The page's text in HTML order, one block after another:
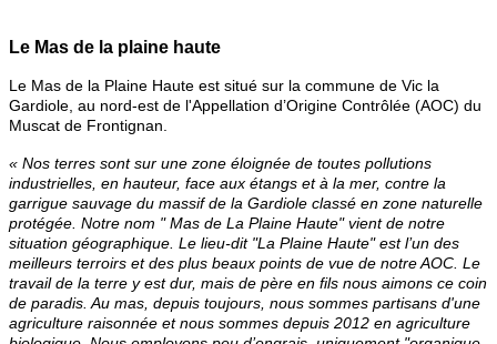
Le Mas de la plaine haute
Le Mas de la Plaine Haute est situé sur la commune de Vic la
Gardiole, au nord-est de l'Appellation d’Origine Contrôlée (AOC) du
Muscat de Frontignan.
« Nos terres sont sur une zone éloignée de toutes pollutions
industrielles, en hauteur, face aux étangs et à la mer, contre la
garrigue sauvage du massif de la Gardiole classé en zone naturelle
protégée. Notre nom " Mas de La Plaine Haute" vient de notre
situation géographique. Le lieu-dit "La Plaine Haute" est l’un des
meilleurs terroirs et des plus beaux points de vue de notre AOC. Le
travail de la terre y est dur, mais de père en fils nous aimons ce coin
de paradis. Au mas, depuis toujours, nous sommes partisans d'une
agriculture raisonnée et nous sommes depuis 2012 en agriculture